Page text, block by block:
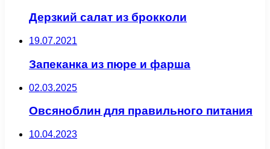
Дерзкий салат из брокколи
19.07.2021
Запеканка из пюре и фарша
02.03.2025
Овсяноблин для правильного питания
10.04.2023